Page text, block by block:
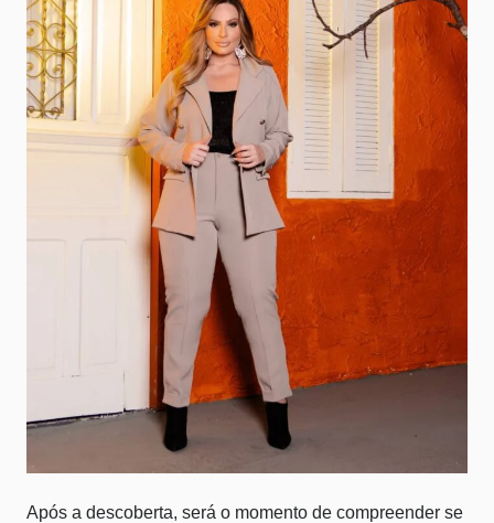
Após a descoberta, será o momento de compreender se